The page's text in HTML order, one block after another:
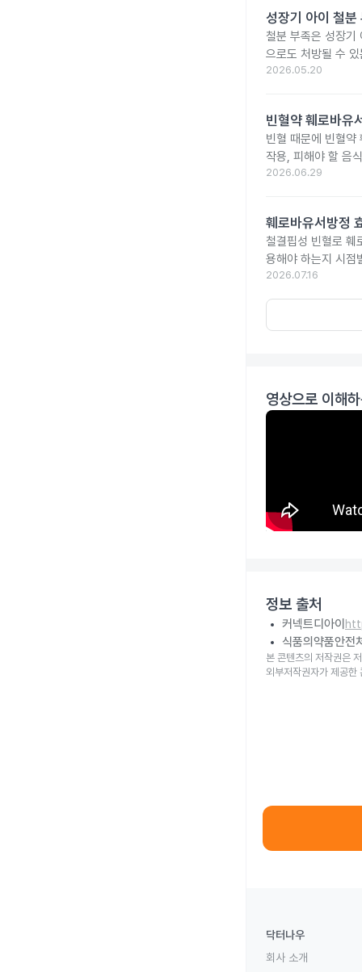
성장기 아이 철
철분 부족은 성장기
으로도 처방될 수
2026.05.20
빈혈약 훼로바유
빈혈 때문에 빈혈약
작용, 피해야 할 음
2026.06.29
훼로바유서방정
철결핍성 빈혈로 훼
용해야 하는지 시점
2026.07.16
영상으로 이해
정보 출처
커넥트디아이
식품의약품안전
본 콘텐츠의 저작권은
외부저작권자가 제공한
닥터나우
회사 소개